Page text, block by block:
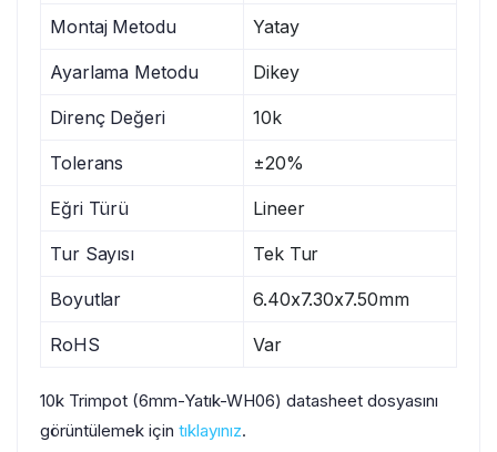
Montaj Metodu Yatay
Ayarlama Metodu Dikey
Direnç Değeri 10k
Tolerans ±20%
Eğri Türü Lineer
Tur Sayısı Tek Tur
Boyutlar 6.40x7.30x7.50mm
RoHS Var
10k Trimpot (6mm-Yatık-WH06) datasheet dosyasını
görüntülemek için tıklayınız.